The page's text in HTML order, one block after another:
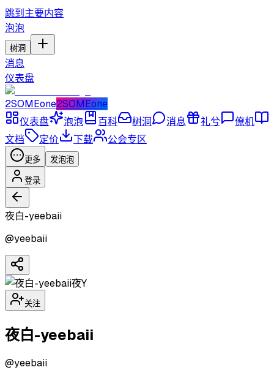
跳到主要内容
泡泡
树洞
消息
仪表盘
2SOMEone2SOMEone
仪表盘
泡泡 百科 树洞 消息 礼兮
僚机
文档
定价 下载 公会专区
更多 发泡泡
登录
夜白-yeebaii
@yeebaii
夜Y
关注
夜白-yeebaii
@yeebaii